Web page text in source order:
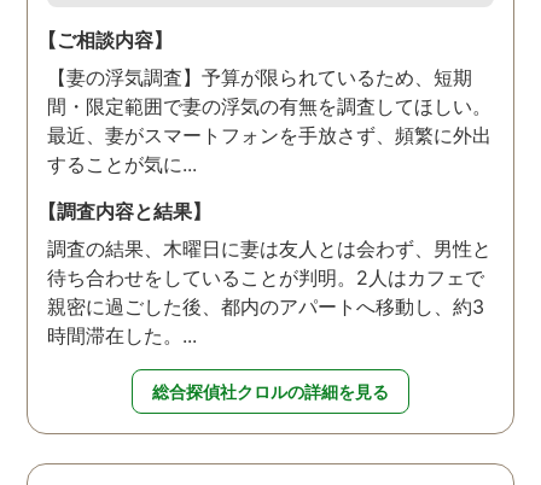
【ご相談内容】
【妻の浮気調査】予算が限られているため、短期
間・限定範囲で妻の浮気の有無を調査してほしい。
最近、妻がスマートフォンを手放さず、頻繁に外出
することが気に...
【調査内容と結果】
調査の結果、木曜日に妻は友人とは会わず、男性と
待ち合わせをしていることが判明。2人はカフェで
親密に過ごした後、都内のアパートへ移動し、約3
時間滞在した。...
総合探偵社クロルの詳細を見る